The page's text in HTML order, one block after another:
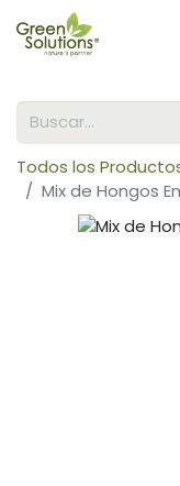
Todos los
Mix de Hongos